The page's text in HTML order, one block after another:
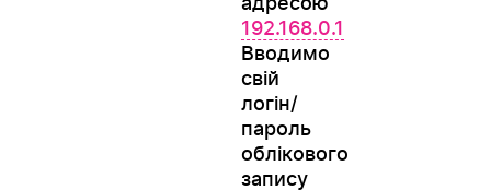
192.168.0.1
Вводимо
свій
логін/
пароль
облікового
запису